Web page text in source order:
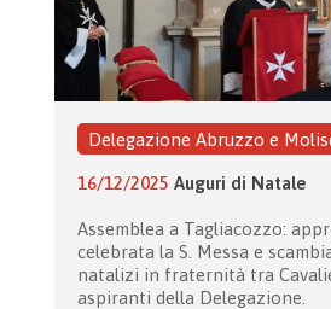
Delegazione Abruzzo e
16/12/2025 Auguri di Natale
Assemblea a Tagliacozzo:
celebrata la S. Messa e
natalizi in fraternità tra
aspiranti della Delegazione.